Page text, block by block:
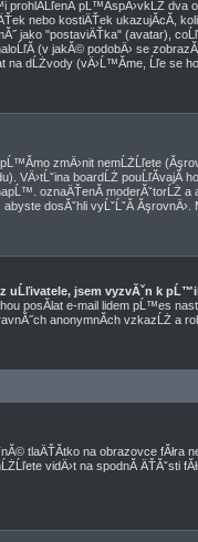
prohlĂ­ĹľenĂ­ pĹ™Ă­spÄ›vkĹŻ dva
nebo kostiÄŤek ukazujĂ­cĂ­,
jako "postaviÄŤka" (avatar),
(v jakĂ© podobÄ› se
na dĹŻvody (vÄ›Ĺ™Ă­me, Ĺľe se
zmÄ›nit nemĹŻĹľete
VÄ›tĹˇina boardĹŻ pouĹľĂ­vajĂ­
oznaÄŤenĂ­ moderĂˇtorĹŻ
dosĂˇhli vyĹˇĹˇĂ­
uĹľivatele, jsem vyzvĂˇn k
posĂ­lat e-mail lidem pĹ™es
anonymnĂ­ch vzkazĹŻ a
tlaÄŤĂ­tko na obrazovce
vidÄ›t na spodnĂ­ ÄŤĂˇsti